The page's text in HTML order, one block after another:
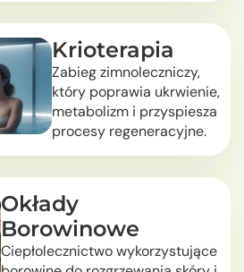
Krioterapia
Zabieg zimnoleczniczy,
który poprawia ukrwienie,
metabolizm i przyspiesza
procesy regeneracyjne.
Okłady
Borowinowe
Ciepłolecznictwo wykorzystujące